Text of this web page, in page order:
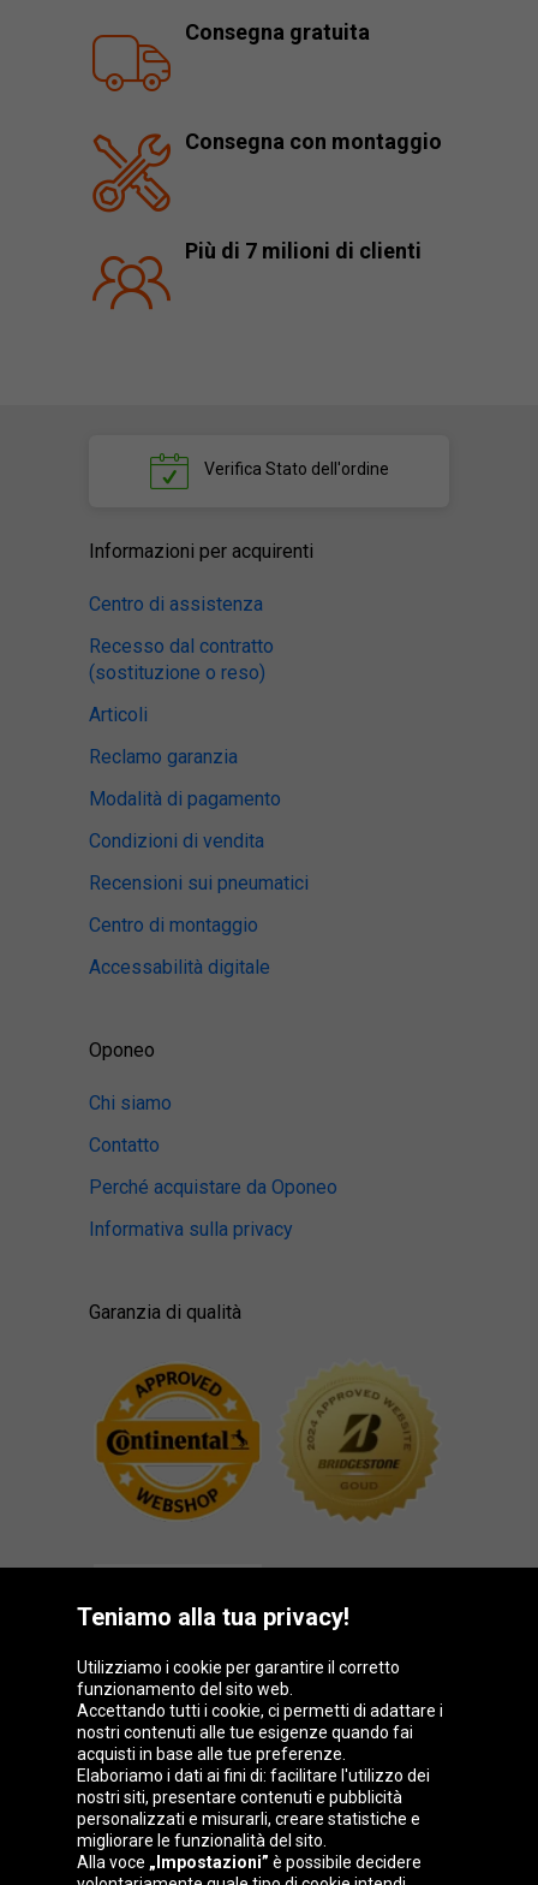
Consegna gratuita
Consegna con montaggio
Più di 7 milioni di clienti
Verifica Stato dell'ordine
Informazioni per acquirenti
Centro di assistenza
Recesso dal contratto
(sostituzione o reso)
Articoli
Reclamo garanzia
Modalità di pagamento
Condizioni di vendita
Recensioni sui pneumatici
Centro di montaggio
Accessabilità digitale
Oponeo
Chi siamo
Contatto
Perché acquistare da Oponeo
Informativa sulla privacy
Garanzia di qualità
Gruppo Oponeo
Belgique
Česká
republika
Deutschland Éire
Teniamo alla tua privacy!
Utilizziamo i cookie per garantire il corretto
funzionamento del sito web.
Accettando tutti i cookie, ci permetti di adattare i
nostri contenuti alle tue esigenze quando fai
acquisti in base alle tue preferenze.
Elaboriamo i dati ai fini di: facilitare l'utilizzo dei
nostri siti, presentare contenuti e pubblicità
personalizzati e misurarli, creare statistiche e
migliorare le funzionalità del sito.
Alla voce „Impostazioni” è possibile decidere